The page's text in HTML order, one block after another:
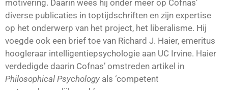
motivering. Daarin wees hij onder meer op Cofnas’
diverse publicaties in toptijdschriften en zijn expertise
op het onderwerp van het project, het liberalisme. Hij
voegde ook een brief toe van Richard J. Haier, emeritus
hoogleraar intelligentiepsychologie aan UC Irvine. Haier
verdedigde daarin Cofnas’ omstreden artikel in
Philosophical Psychology als ‘competent